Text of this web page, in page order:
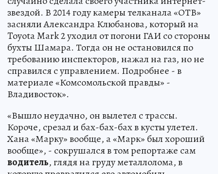
звездой. В 2014 году камеры телканала «ОТВ»
засняли Александра Клюбанова, который на
Toyota Mark 2 уходил от погони ГАИ со стороны
бухты Шамара. Тогда он не остановился по
требованию инспекторов, нажал на газ, но не
справился с управлением. Подробнее - в
материале «Комсомольской правды» -
Владивосток».
«Вышло неудачно, он вылетел с трассы.
Короче, срезал и бах-бах-бах в кусты улетел.
Хана «Марку» вообще, а «Марк» был хороший
вообще», - сокрушался в том репортаже сам
водитель, глядя на груду металлолома, в